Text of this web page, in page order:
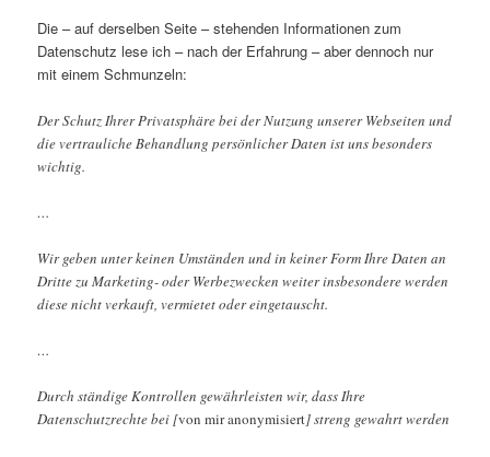
Die – auf derselben Seite – stehenden Informationen zum
Datenschutz lese ich – nach der Erfahrung – aber dennoch nur
mit einem Schmunzeln:
Der Schutz Ihrer Privatsphäre bei der Nutzung unserer Webseiten und
die vertrauliche Behandlung persönlicher Daten ist uns besonders
wichtig.
…
Wir geben unter keinen Umständen und in keiner Form Ihre Daten an
Dritte zu Marketing- oder Werbezwecken weiter insbesondere werden
diese nicht verkauft, vermietet oder eingetauscht.
…
Durch ständige Kontrollen gewährleisten wir, dass Ihre
Datenschutzrechte bei [von mir anonymisiert] streng gewahrt werden